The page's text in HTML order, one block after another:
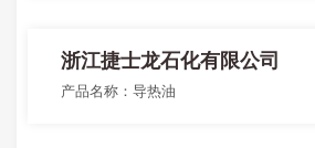
浙江捷士龙石化有限公司
产品名称：导热油